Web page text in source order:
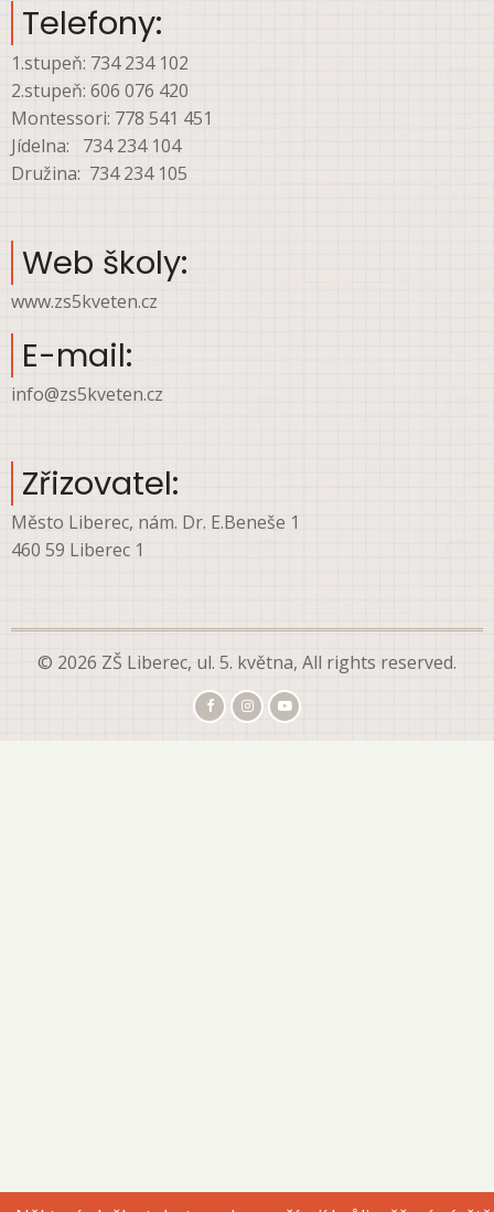
Telefony:
1.stupeň: 734 234 102
2.stupeň: 606 076 420
Montessori: 778 541 451
Jídelna: 734 234 104
Družina: 734 234 105
Web školy:
www.zs5kveten.cz
E-mail:
info@zs5kveten.cz
Zřizovatel:
Město Liberec, nám. Dr. E.Beneše 1
460 59 Liberec 1
© 2026 ZŠ Liberec, ul. 5. května, All rights reserved.